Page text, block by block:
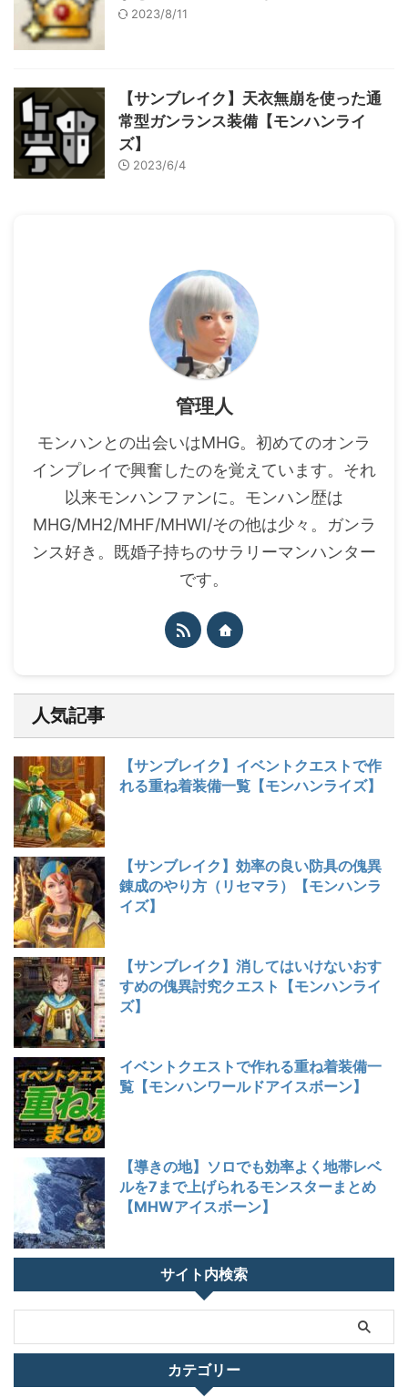
2023/8/11
【サンブレイク】天衣無崩を使った通
常型ガンランス装備【モンハンライ
ズ】
2023/6/4
管理人
モンハンとの出会いはMHG。初めてのオンラ
インプレイで興奮したのを覚えています。それ
以来モンハンファンに。モンハン歴は
MHG/MH2/MHF/MHWI/その他は少々。ガンラ
ンス好き。既婚子持ちのサラリーマンハンター
です。
人気記事
【サンブレイク】イベントクエストで作
れる重ね着装備一覧【モンハンライズ】
【サンブレイク】効率の良い防具の傀異
錬成のやり方（リセマラ）【モンハンラ
イズ】
【サンブレイク】消してはいけないおす
すめの傀異討究クエスト【モンハンライ
ズ】
イベントクエストで作れる重ね着装備一
覧【モンハンワールドアイスボーン】
【導きの地】ソロでも効率よく地帯レベ
ルを7まで上げられるモンスターまとめ
【MHWアイスボーン】
サイト内検索
カテゴリー